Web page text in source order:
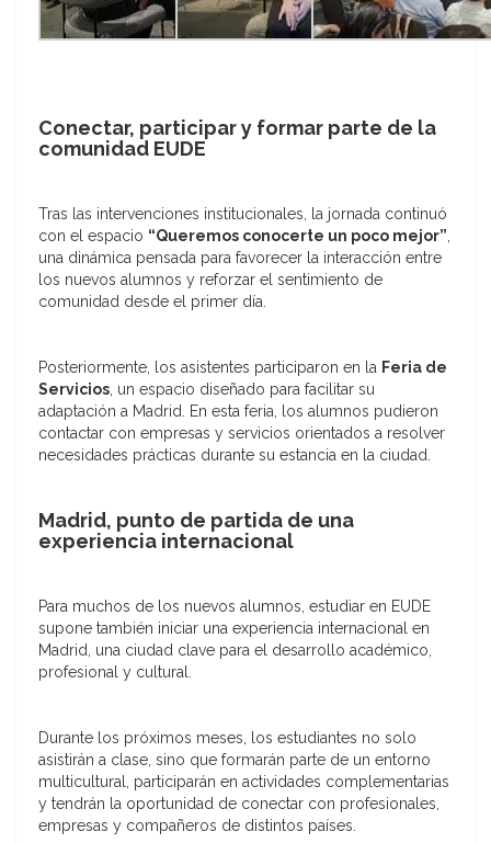
Conectar, participar y formar parte de la
comunidad EUDE
Tras las intervenciones institucionales, la jornada continuó
con el espacio “Queremos conocerte un poco mejor”,
una dinámica pensada para favorecer la interacción entre
los nuevos alumnos y reforzar el sentimiento de
comunidad desde el primer día.
Posteriormente, los asistentes participaron en la Feria de
Servicios, un espacio diseñado para facilitar su
adaptación a Madrid. En esta feria, los alumnos pudieron
contactar con empresas y servicios orientados a resolver
necesidades prácticas durante su estancia en la ciudad.
Madrid, punto de partida de una
experiencia internacional
Para muchos de los nuevos alumnos, estudiar en EUDE
supone también iniciar una experiencia internacional en
Madrid, una ciudad clave para el desarrollo académico,
profesional y cultural.
Durante los próximos meses, los estudiantes no solo
asistirán a clase, sino que formarán parte de un entorno
multicultural, participarán en actividades complementarias
y tendrán la oportunidad de conectar con profesionales,
empresas y compañeros de distintos países.